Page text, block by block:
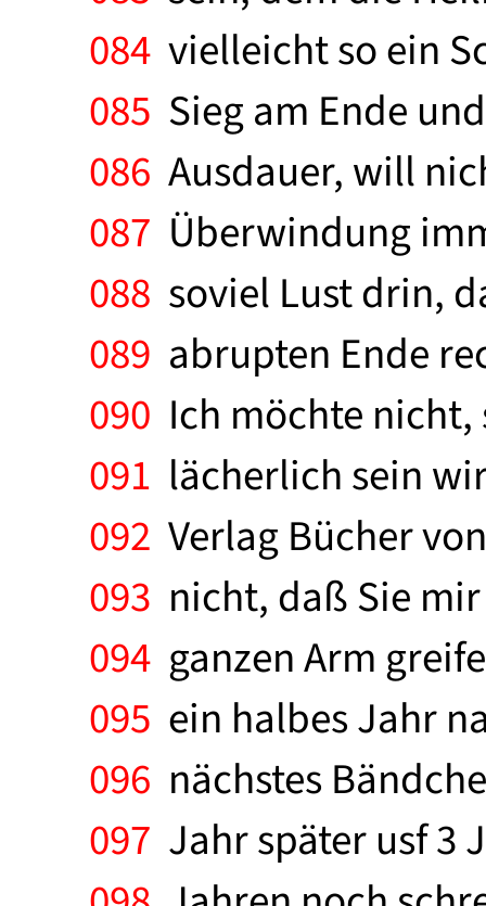
084 vielleicht so ein
085 Sieg am Ende
086 Ausdauer, will
087 Überwindung
088 soviel Lust drin,
089 abrupten Ende
090 Ich möchte
091 lächerlich sein
092 Verlag Bücher
093 nicht, daß Sie
094 ganzen Arm
095 ein halbes Jahr
096 nächstes
097 Jahr später usf 3